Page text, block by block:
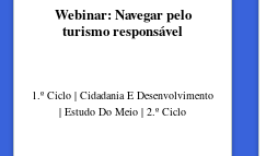
Webinar: Navegar pelo
turismo responsável
1.º Ciclo | Cidadania E Desenvolvimento
| Estudo Do Meio | 2.º Ciclo